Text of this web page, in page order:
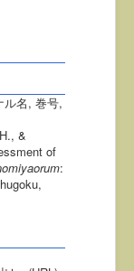
ル名, 巻号,
&
of
: